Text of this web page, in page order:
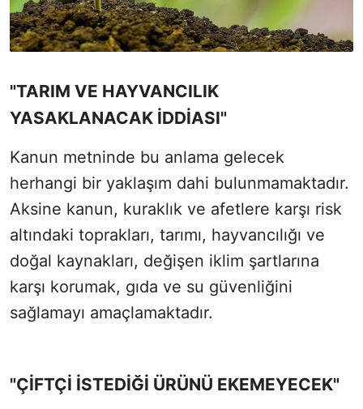
"TARIM VE HAYVANCILIK
YASAKLANACAK İDDİASI"
Kanun metninde bu anlama gelecek
herhangi bir yaklaşım dahi bulunmamaktadır.
Aksine kanun, kuraklık ve afetlere karşı risk
altındaki toprakları, tarımı, hayvancılığı ve
doğal kaynakları, değişen iklim şartlarına
karşı korumak, gıda ve su güvenliğini
sağlamayı amaçlamaktadır.
"ÇİFTÇİ İSTEDİĞİ ÜRÜNÜ EKEMEYECEK"